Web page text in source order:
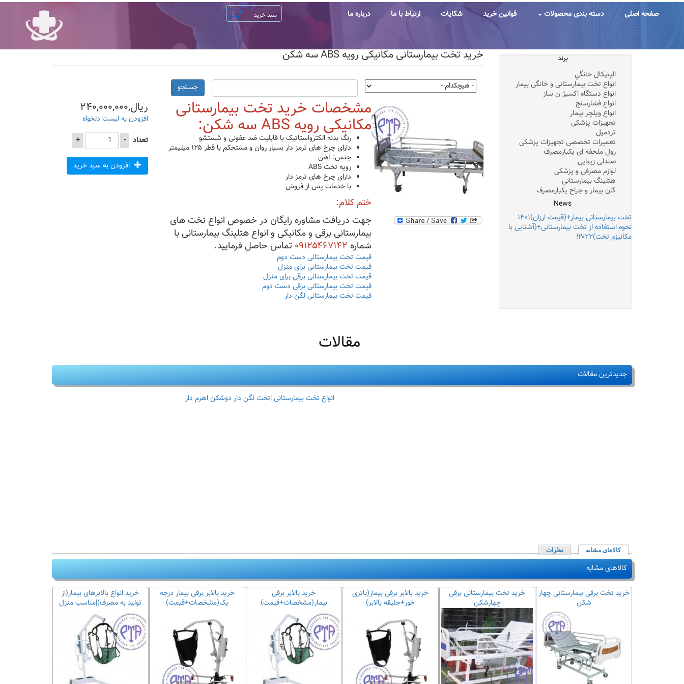
رفتن
صفحه اصلی دسته بندی محصولات قوانین خرید شکایات ارتباط با ما درباره ما
خرید تخت بیمارستانی مکانیکی رویه ABS سه شکن
جستجو
ریال,۲۴۰,۰۰۰,۰۰۰
افزودن به لیست دلخواه
تعداد
-
+
افزودن به سبد خرید
مشخصات خرید تخت بیمارستانی
مکانیکی رویه ABS سه شکن:
رنگ بدنه الکترواستاتیک با قابلیت ضد عفونی و شستشو
دارای چرخ های ترمز دار بسیار روان و مستحکم با قطر ۱۲۵ میلیمتر
جنس: آهن
رویه تخت ABS
دارای چرخ های ترمز دار
با خدمات پس از فروش
ختم کلام:
جهت دریافت مشاوره رایگان در خصوص انواع تخت های
بیمارستانی برقی و مکانیکی و انواع هتلینگ بیمارستانی با
شماره ۰۹۱۲۵۴۶۷۱۴۲ تماس حاصل فرمایید.
قیمت تخت بیمارستانی دست دوم
قیمت تخت بیمارستانی برای منزل
قیمت تخت بیمارستانی برقی برای منزل
قیمت تخت بیمارستانی برقی دست دوم
قیمت تخت بیمارستانی لگن دار
برند
الپتيکال خانگي
انواع تخت بیمارستانی و خانگی بیمار
انواع دستگاه اکسیژ ن ساز
انواع فشارسنج
انواع ویلچر بیمار
تجهیزات پزشکی
تردمیل
تعمیرات تخصصی تجهیزات پزشکی
رول ملحفه ای یکبارمصرف
صندلی زیبایی
لوازم مصرفی و پزشکی
هتلینگ بیمارستانی
گان بیمار و جراح یکبارمصرف
News
خرید تخت بیمارستانی مناسب+انواع +ویژگی
۱۴۰۱!
تخت بیمارستانی بیمار+(قیمت ارزان)۱۴۰۱
نحوه استفاده از تخت بیمارستانی+(آشنایی با
مقالات
جدیدترین مقالات
انواع تخت بیمارستانی |تخت لگن دار دوشکن اهرم دار
کالاهای مشابه (لبه فعال)نظرات
کالاهای مشابه
خرید انواع بالابرهای بیمار(از
تولید به مصرف)|مناسب منزل
خرید بالابر برقی بیمار درجه
یک(مشخصات+قیمت)
خرید بالابر برقی
بیمار(مشخصات+قیمت)
خرید بالابر برقی بیمار(باتری
خور+جلیقه بالابر)
خرید تخت بیمارستانی برقی
چهارشکن
خرید تخت برقی بیمارستانی چهار
شکن